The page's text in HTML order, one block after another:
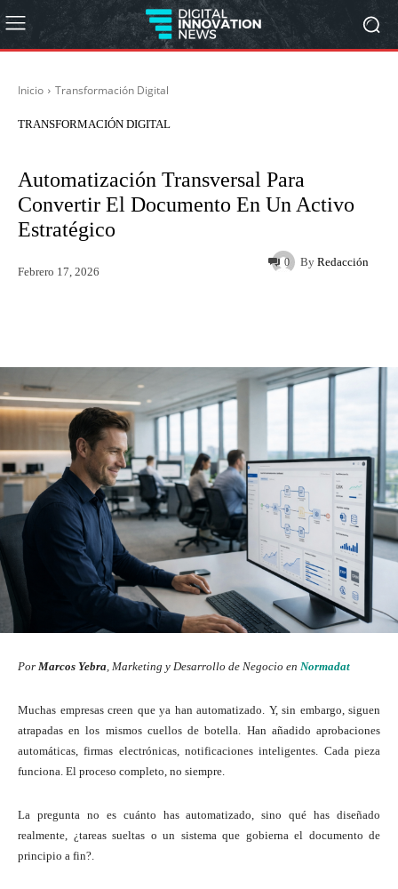
Inicio Transformación Digital
TRANSFORMACIÓN DIGITAL
Automatización Transversal Para
Convertir El Documento En Un Activo
Estratégico
By Redacción
Febrero 17, 2026
0
Por Marcos Yebra , Marketing y Desarrollo de Negocio en Normadat
Muchas empresas creen que ya han automatizado. Y, sin embargo, siguen
atrapadas en los mismos cuellos de botella. Han añadido aprobaciones
automáticas, firmas electrónicas, notificaciones inteligentes. Cada pieza
funciona. El proceso completo, no siempre.
La pregunta no es cuánto has automatizado, sino qué has diseñado
realmente, ¿tareas sueltas o un sistema que gobierna el documento de
principio a fin?.